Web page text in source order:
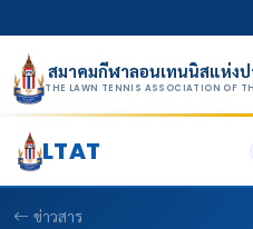
สมาคมกีฬาลอนเทนนิสแห่งป
THE LAWN TENNIS ASSOCIATION OF
LTAT
ข่าวสาร